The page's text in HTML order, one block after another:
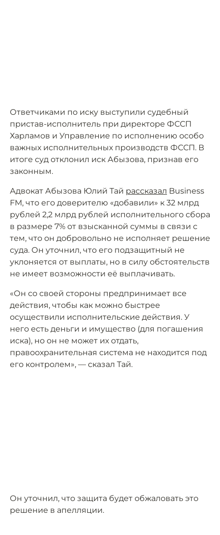
Ответчиками по иску выступили судебный
пристав-исполнитель при директоре ФССП
Харламов и Управление по исполнению особо
важных исполнительных производств ФССП. В
итоге суд отклонил иск Абызова, признав его
законным.
Адвокат Абызова Юлий Тай рассказал Business
FM, что его доверителю «добавили» к 32 млрд
рублей 2,2 млрд рублей исполнительного сбора
в размере 7% от взысканной суммы в связи с
тем, что он добровольно не исполняет решение
суда. Он уточнил, что его подзащитный не
уклоняется от выплаты, но в силу обстоятельств
не имеет возможности её выплачивать.
«Он со своей стороны предпринимает все
действия, чтобы как можно быстрее
осуществили исполнительские действия. У
него есть деньги и имущество (для погашения
иска), но он не может их отдать,
правоохранительная система не находится под
его контролем», — сказал Тай.
Он уточнил, что защита будет обжаловать это
решение в апелляции.